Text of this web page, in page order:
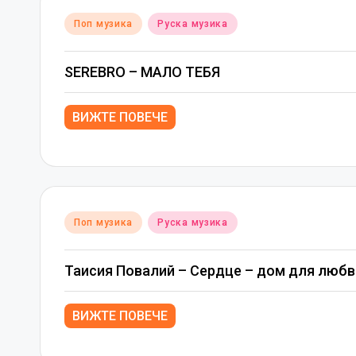
Posted
Поп музика Руска музика
SEREBRO – МАЛО ТЕБЯ
ВИЖТЕ ПОВЕЧЕ
Posted
Поп музика Руска музика
Таисия Повалий – Сердце – дом для
ВИЖТЕ ПОВЕЧЕ